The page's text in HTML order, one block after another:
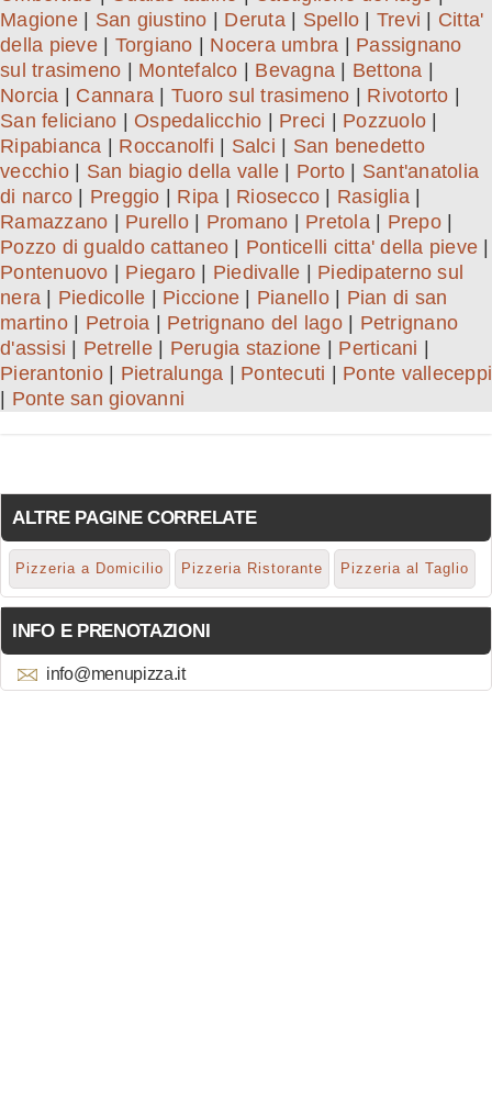
Magione| San giustino Deruta| Spello Trevi
Citta'
della pieve| Torgiano Nocera umbra
Passignano
sul trasimeno
Montefalco Bevagna Bettona
Norcia
Cannara Tuoro sul trasimeno Rivotorto
San feliciano
Ospedalicchio Preci Pozzuolo
Ripabianca
Roccanolfi Salci
San benedetto
vecchio| San biagio della valle Porto
Sant'anatolia
di narco
Preggio Ripa Riosecco Rasiglia|
Ramazzano
Purello| Promano Pretola| Prepo|
Pozzo di gualdo cattaneo
Ponticelli citta' della pieve
Pontenuovo
Piegaro Piedivalle
Piedipaterno sul
nera
Piedicolle Piccione Pianello| Pian di san
martino| Petroia Petrignano del lago| Petrignano
d'assisi
Petrelle| Perugia stazione Perticani
Pierantonio| Pietralunga Pontecuti
Ponte valleceppi
Ponte san giovanni
ALTRE PAGINE CORRELATE
Pizzeria a Domicilio Pizzeria Ristorante Pizzeria al Taglio
INFO E PRENOTAZIONI
info@menupizza.it